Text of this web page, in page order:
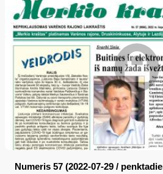
Numeris 57 (2022-07-29 /